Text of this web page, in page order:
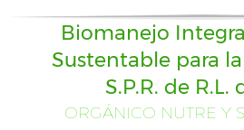
Biomanejo
Sustentable para
S.P.R. de R.L.
ORGÁNICO NUTRE Y